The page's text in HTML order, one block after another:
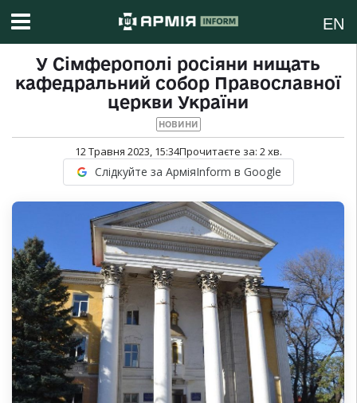
EN
У Сімферополі росіяни нищать
кафедральний собор Православної
церкви України
НОВИНИ
12 Травня 2023, 15:34Прочитаєте за: 2хв.
Слідкуйте за АрміяInform в Google